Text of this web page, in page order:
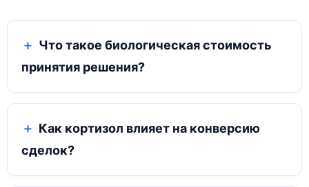
Что такое биологическая стоимость
принятия решения?
Как кортизол влияет на конверсию
сделок?